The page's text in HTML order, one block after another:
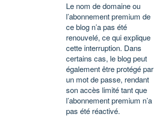
Le nom de domaine ou
l’abonnement premium de
ce blog n’a pas été
renouvelé, ce qui explique
cette interruption. Dans
certains cas, le blog peut
également être protégé par
un mot de passe, rendant
son accès limité tant que
l’abonnement premium n’a
pas été réactivé.